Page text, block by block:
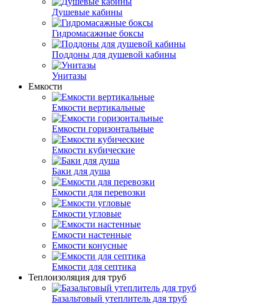
Душевые кабины
Гидромасажные боксы
Поддоны для душевой кабины
Унитазы
Емкости
Емкости вертикальные
Емкости горизонтальные
Емкости кубические
Баки для душа
Емкости для перевозки
Емкости угловые
Емкости настенные
Емкости конусные
Емкости для септика
Теплоизоляция для труб
Базальтовый утеплитель для труб